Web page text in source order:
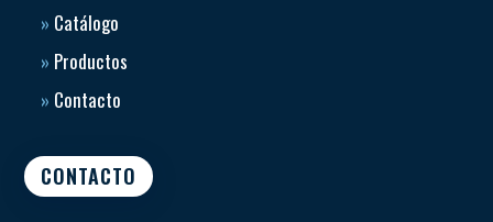
» Catálogo
» Productos
» Contacto
CONTACTO